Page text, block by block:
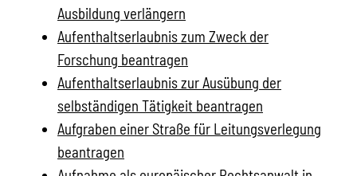
Ausbildung verlängern
Aufenthaltserlaubnis zum Zweck der
Forschung beantragen
Aufenthaltserlaubnis zur Ausübung der
selbständigen Tätigkeit beantragen
Aufgraben einer Straße für Leitungsverlegung
beantragen